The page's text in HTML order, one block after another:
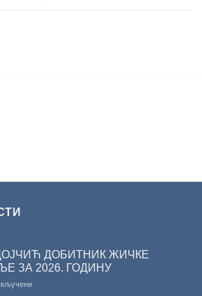
ДОБИТНИК ЖИЧКЕ
ЗА 2026. ГОДИНУ
на